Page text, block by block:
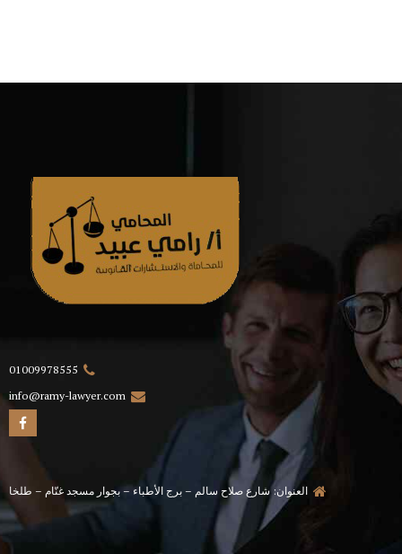
01009978555
info@ramy-lawyer.com
العنوان: شارع صلاح سالم – برج الأطباء – بجوار مسجد غنّام – طلخا